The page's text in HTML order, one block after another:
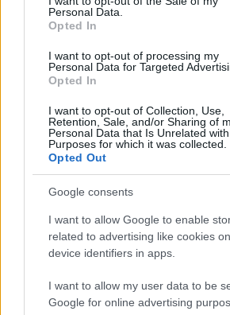
Personal Data.
Opted In
I want to opt-out of processing my
Personal Data for Targeted
Opted In
I want to opt-out of Collection, Use,
Retention, Sale, and/or Sharing of
Personal Data that Is Unrelated
Purposes for which it was collected.
Opted Out
Google consents
I want to allow Google to enable
related to advertising like cookies
device identifiers in apps.
I want to allow my user data to be
Google for online advertising
Precedente
campagna
abbonamenti:
ecco i primi dati
Sarà
Incendio
ARTICOLI CORRELATI